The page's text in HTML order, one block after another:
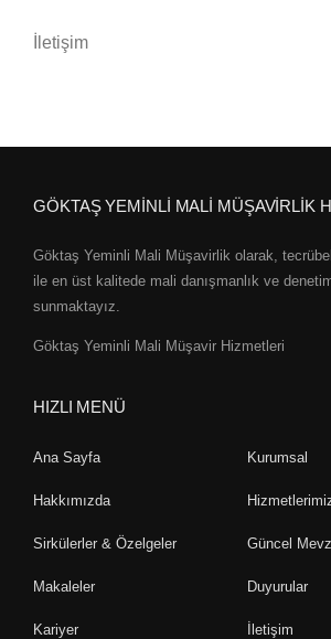
İletişim
GÖKTAŞ YEMİNLİ MALİ MÜŞAVİRLİK
Göktaş Yeminli Mali Müşavirlik olarak,
ile en üst kalitede mali danışmanlık ve
sunmaktayız.
Göktaş Yeminli Mali Müşavir Hizmetleri
HIZLI MENÜ
Ana Sayfa Kurumsal
Hakkımızda
Sirkülerler & Özelgeler Güncel
Makaleler Duyurular
Kariyer İletişim